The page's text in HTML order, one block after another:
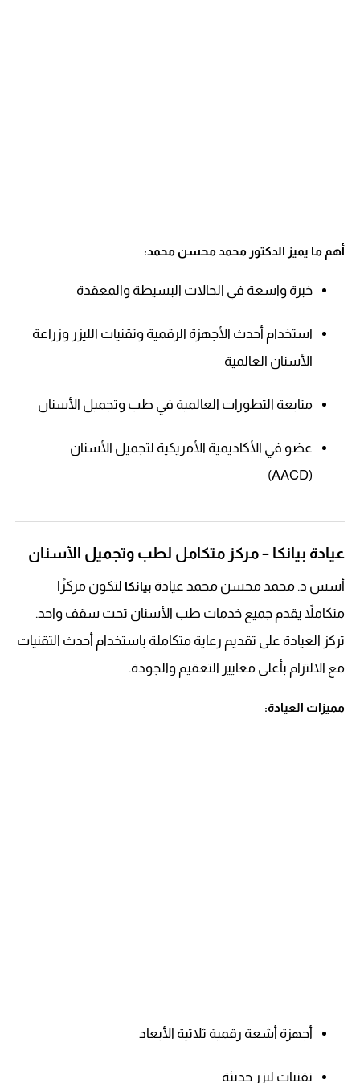
أهم ما يميز الدكتور محمد محسن محمد:
خبرة واسعة في الحالات البسيطة والمعقدة
استخدام أحدث الأجهزة الرقمية وتقنيات الليزر وزراعة
الأسنان العالمية
متابعة التطورات العالمية في طب وتجميل الأسنان
عضو في الأكاديمية الأمريكية لتجميل الأسنان
(AACD)
عيادة بيانكا – مركز متكامل لطب وتجميل الأسنان
أسس د. محمد محسن محمد عيادة بيانكا لتكون مركزًا
متكاملاً يقدم جميع خدمات طب الأسنان تحت سقف واحد.
تركز العيادة على تقديم رعاية متكاملة باستخدام أحدث التقنيات
مع الالتزام بأعلى معايير التعقيم والجودة.
مميزات العيادة:
أجهزة أشعة رقمية ثلاثية الأبعاد
تقنيات ليزر حديثة